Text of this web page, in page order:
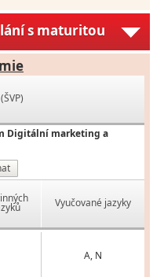
s maturitou
Digitální marketing a
Vyučované jazyky
A, N